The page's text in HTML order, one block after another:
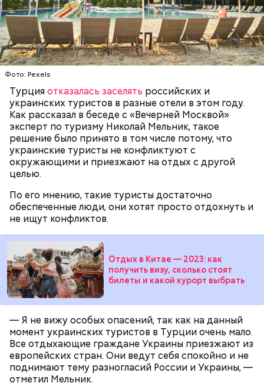
Фото: Pexels
Турцияотказалась заселять российских и
украинских туристов в разные отели в этом году.
Как рассказал в беседе с «Вечерней Москвой»
эксперт по туризму Николай Мельник, такое
решение было принято в том числе потому, что
украинские туристы не конфликтуют с
окружающими и приезжают на отдых с другой
целью.
По его мнению, такие туристы достаточно
обеспеченные люди, они хотят просто отдохнуть и
не ищут конфликтов.
Отдых в Китае — 2023: как
получить визу, сколько стоят
билеты и какой курорт выбрать
— Я не вижу особых опасений, так как на данный
момент украинских туристов в Турции очень мало.
Все отдыхающие граждане Украины приезжают из
европейских стран. Они ведут себя спокойно и не
поднимают тему разногласий России и Украины, —
отметил Мельник.
А в лесах Шатурского округа Московской области
грибники все чаще стали находить мутинус
Равенеля. Это гриб, который также известен как
сморчок вонючий или веселка вонючая. Мутинус
Равенеля завезли в Евразию из Северной Америки,
и в последние годы он стал все чаще встречаться в
средней полосе России.Не опасен ли он и можно
ли собиратьобычные грибы, которые растут
рядом, «Вечерней Москве» рассказал эксперт по
грибам Дмитрий Тихомиров.
Опасные виды грибов хорошо маскируются под
съедобные, поэтому неопытным людям очень
сложнораспознать ложный гриб
съедобные грибы от ядовитых — в материале «ВМ».
— Заранее предсказать, как объект себя поведет,
невозможно. Если допустить резкое движение,
поток воздуха может увлечь шар за человеком, и
тот будет следовать за ним до тех пор, пока не
угаснет, — объяснил Бычков. — Но чаще всего они
не взрываются. Это редкий случай. Обычно энергия
у них кончается и они затухают.
Однако если молния все же взорвется, то это
может привести к тому, что человек получит ожоги
или загорится помещение, предупредил эксперт.